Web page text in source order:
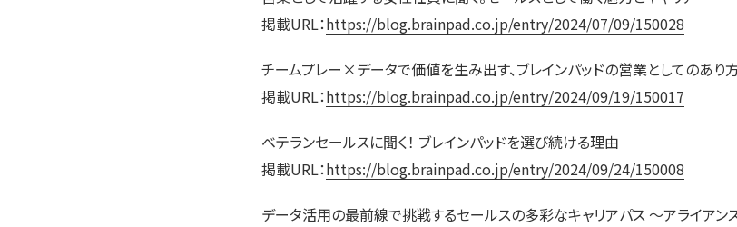
掲載URL：https://blog.brainpad.co.jp/entry/2024/07/09/150028
チームプレー×データで価値を生み出す、ブレインパッドの営業としてのあり
掲載URL：https://blog.brainpad.co.jp/entry/2024/09/19/150017
ベテランセールスに聞く！ ブレインパッドを選び続ける理由
掲載URL：https://blog.brainpad.co.jp/entry/2024/09/24/150008
データ活用の最前線で挑戦するセールスの多彩なキャリアパス ～アライアン